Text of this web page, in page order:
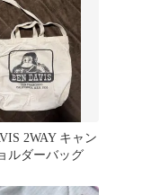
2WAY キャン
ルダーバッグ